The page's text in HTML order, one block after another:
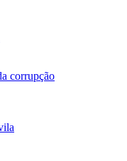
corrupção